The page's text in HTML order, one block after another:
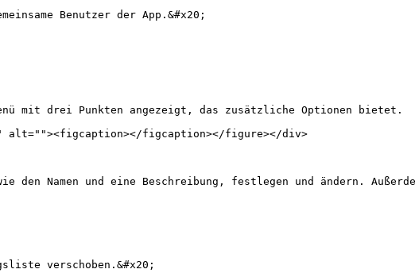
Benutzer der App.&#x20;
mit drei Punkten angezeigt, das zusätzliche Optionen bietet.
alt=""><figcaption></figcaption></figure></div>
Namen und eine Beschreibung, festlegen und ändern.
verschoben.&#x20;